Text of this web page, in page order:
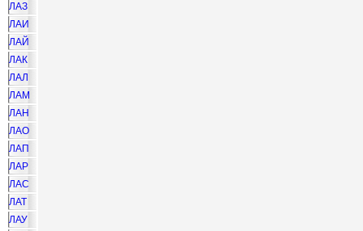
ЛАЗ
ЛАИ
ЛАЙ
ЛАК
ЛАЛ
ЛАМ
ЛАН
ЛАО
ЛАП
ЛАР
ЛАС
ЛАТ
ЛАУ